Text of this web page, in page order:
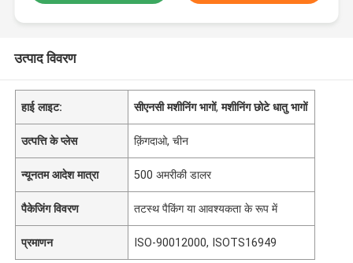
उत्पाद विवरण
हाई लाइट: सीएनसी मशीनिंग भागों,मशीनिंग छोटे धातु भागों
उत्पत्ति के प्लेस क़िंगदाओ, चीन
न्यूनतम आदेश मात्रा 500 अमरीकी डालर
पैकेजिंग विवरण तटस्थ पैकिंग या आवश्यकता के रूप में
प्रमाणन ISO-90012000, ISOTS16949